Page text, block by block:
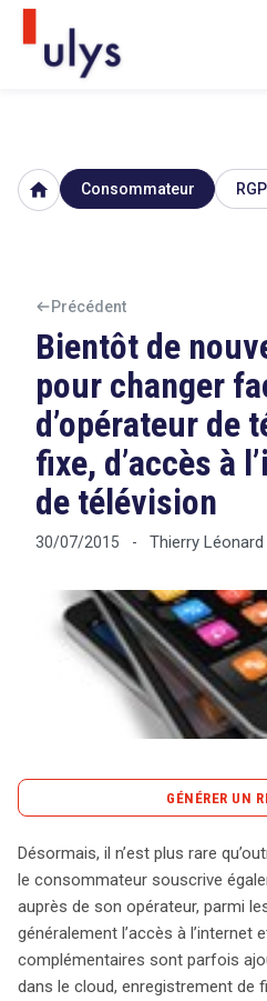
Avocats à Paris
Un procès
Tout sur le
Rechercher
home Consommateur
Précédent
Bientôt de
pour changer
d’opérateur de
fixe, d’accès à
de télévision
30/07/2015 - Thierry Léonard
GÉNÉRER UN
Le paysage des
possibilité de changer
essentielle pour les
beaucoup d’entre eux
complémentaires tels que
Désormais, il n’est plus rare
le consommateur souscrive
auprès de son opérateur, parmi
généralement l’accès à l’internet
complémentaires sont parfois
dans le cloud, enregistrement de